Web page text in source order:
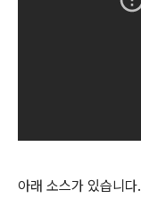
아래 소스가 있습니다.